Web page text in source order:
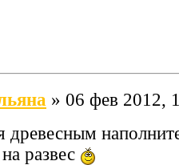
» 06 фев 2012,
древесным
развес